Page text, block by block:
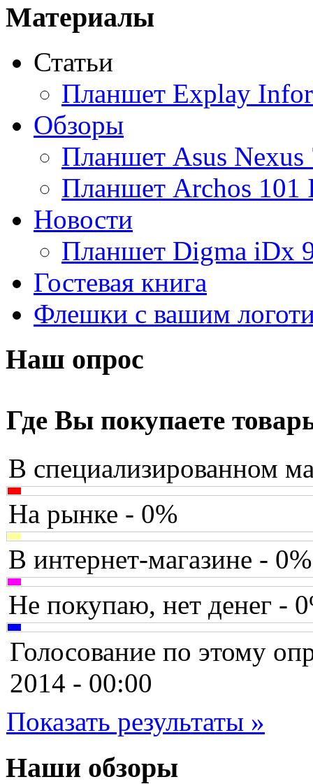
Acme
Ainol(9)
Altinet
Amazon
Amber
Ampe(1)
Apache
Apple(28)
Apriori
Archos(1)
Armaggeddon
Assistant
Asus(35)
Barnes&noble
Brain
Brava
Canyon
Cbr
Chicony
Codegen
Cooler master
Cube(7)
Cyborg
Datex
Материалы
Статьи
Планшет Explay
Обзоры
Планшет Asus Nexus
Планшет Archos 101
Новости
Планшет Digma iDx
Гостевая книга
Флешки с вашим
Наш опрос
Где Вы покупаете
В специализированном
На рынке - 0%
В интернет-магазине - 0%
Не покупаю, нет денег -
Голосование по этому
2014 - 00:00
Показать результаты »
Наши обзоры